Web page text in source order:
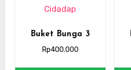
Buket Bunga 3
Rp400.000